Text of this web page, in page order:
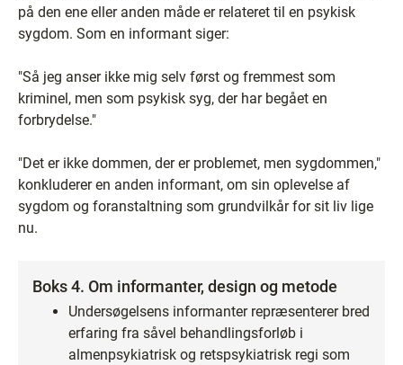
på den ene eller anden måde er relateret til en psykisk
sygdom. Som en informant siger:
"Så jeg anser ikke mig selv først og fremmest som
kriminel, men som psykisk syg, der har begået en
forbrydelse."
"Det er ikke dommen, der er problemet, men sygdommen,"
konkluderer en anden informant, om sin oplevelse af
sygdom og foranstaltning som grundvilkår for sit liv lige
nu.
Boks 4. Om informanter, design og metode
Undersøgelsens informanter repræsenterer bred
erfaring fra såvel behandlingsforløb i
almenpsykiatrisk og retspsykiatrisk regi som